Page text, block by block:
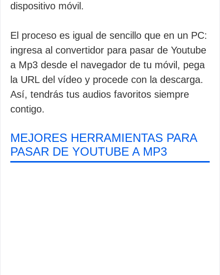
dispositivo móvil.
El proceso es igual de sencillo que en un PC:
ingresa al convertidor para pasar de Youtube
a Mp3 desde el navegador de tu móvil, pega
la URL del vídeo y procede con la descarga.
Así, tendrás tus audios favoritos siempre
contigo.
MEJORES HERRAMIENTAS PARA
PASAR DE YOUTUBE A MP3